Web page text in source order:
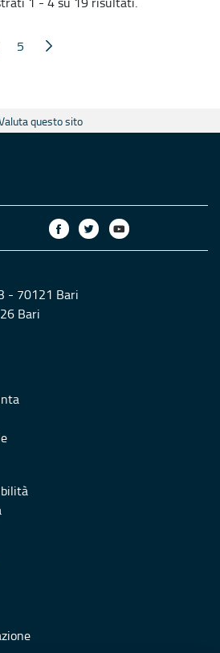
Pagina
5 Pagina Seguente
questo sito
- 70121 Bari
Bari